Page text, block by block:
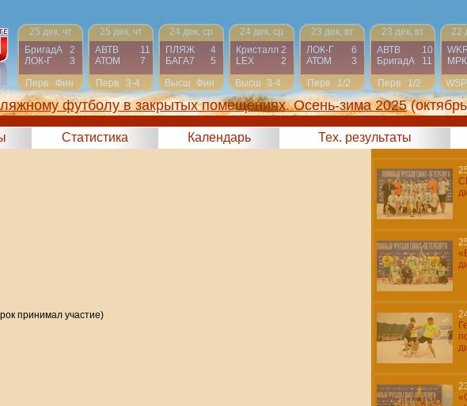
25 дек, чт
БригадА
2
ЛОК-Г
3
Перв
Фин
25 дек, чт
АВТВ
11
АТОМ
7
Перв
3-4
24 дек, ср
ПЛЯЖ
4
БАГА7
5
Высш Фин
24 дек, ср
Кристалл 2
LEX
2
Высш 3-4
23 дек, вт
ЛОК-Г
6
АТОМ
3
Перв
1/2
23 дек, вт
АВТВ
10
БригадА
11
Перв
1/2
22
футболу в закрытых помещениях. Осень-зима 2025
Статистика Календарь Тех. результаты
принимал участие)